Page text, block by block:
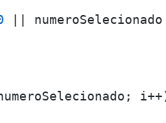
|| numeroSelecionado